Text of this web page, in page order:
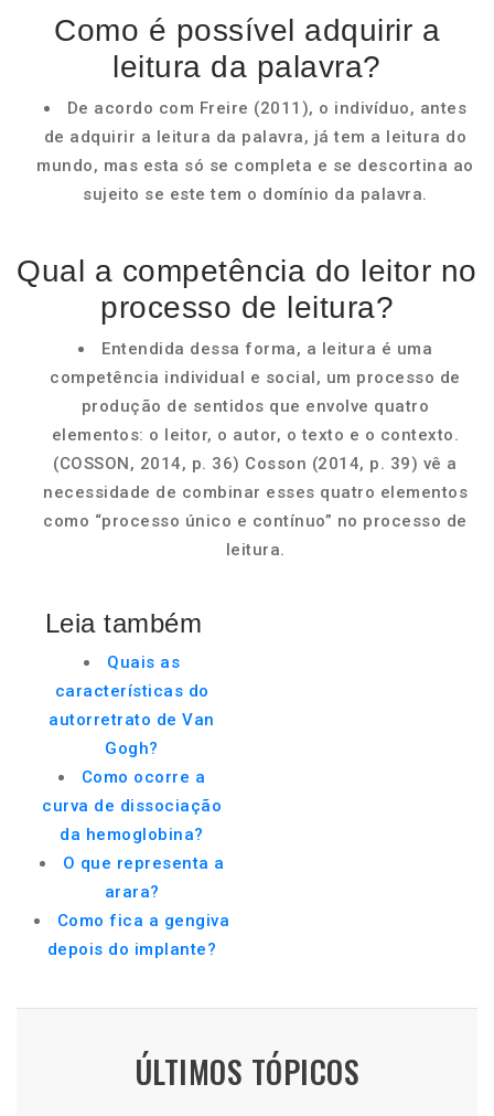
Como é possível adquirir a
leitura da palavra?
De acordo com Freire (2011), o indivíduo, antes
de adquirir a leitura da palavra, já tem a leitura do
mundo, mas esta só se completa e se descortina ao
sujeito se este tem o domínio da palavra.
Qual a competência do leitor no
processo de leitura?
Entendida dessa forma, a leitura é uma
competência individual e social, um processo de
produção de sentidos que envolve quatro
elementos: o leitor, o autor, o texto e o contexto.
(COSSON, 2014, p. 36) Cosson (2014, p. 39) vê a
necessidade de combinar esses quatro elementos
como “processo único e contínuo” no processo de
leitura.
Leia também
Quais as
características do
autorretrato de Van
Gogh?
Como ocorre a
curva de dissociação
da hemoglobina?
O que representa a
arara?
Como fica a gengiva
depois do implante?
ÚLTIMOS TÓPICOS